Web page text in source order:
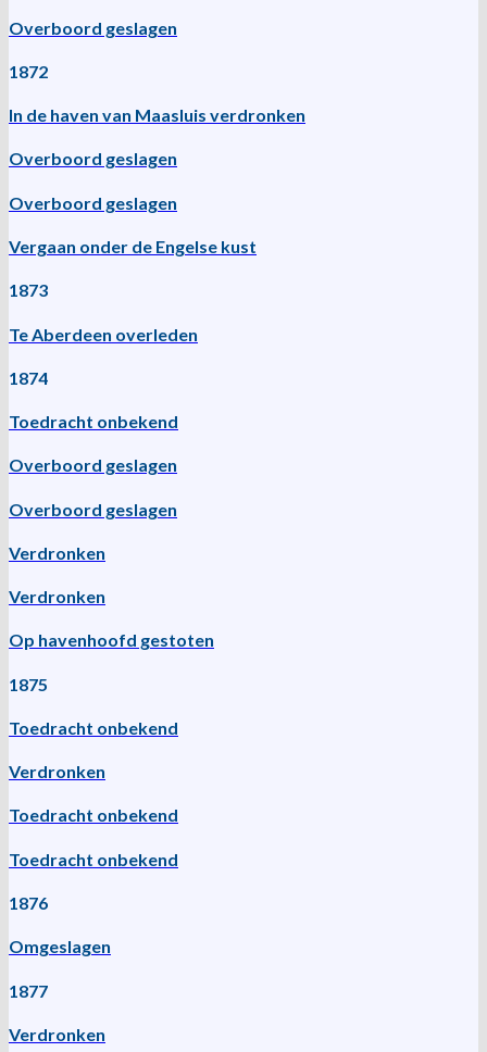
Overboord geslagen
1872
In de haven van Maasluis verdronken
Overboord geslagen
Overboord geslagen
Vergaan onder de Engelse kust
1873
Te Aberdeen overleden
1874
Toedracht onbekend
Overboord geslagen
Overboord geslagen
Verdronken
Verdronken
Op havenhoofd gestoten
1875
Toedracht onbekend
Verdronken
Toedracht onbekend
Toedracht onbekend
1876
Omgeslagen
1877
Verdronken